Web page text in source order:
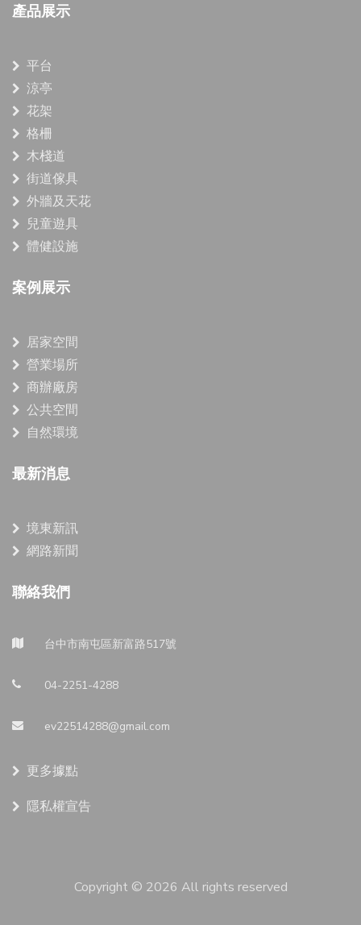
產品展示
平台
涼亭
花架
格柵
木棧道
街道傢具
外牆及天花
兒童遊具
體健設施
案例展示
居家空間
營業場所
商辦廠房
公共空間
自然環境
最新消息
境東新訊
網路新聞
聯絡我們
台中市南屯區新富路517號
04-2251-4288
ev22514288@gmail.com
更多據點
隱私權宣告
Copyright © 2026 All rights reserved